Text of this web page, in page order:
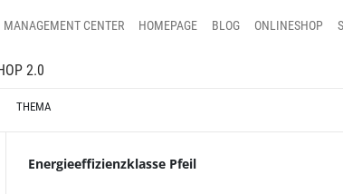
MANAGEMENT CENTER HOMEPAGE BLOG ONLINESHOP
2.0
THEMA
Energieeffizienzklasse Pfeil